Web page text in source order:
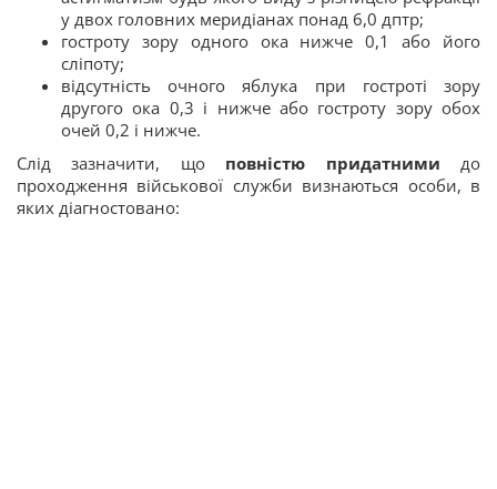
у двох головних меридіанах понад 6,0 дптр;
гостроту зору одного ока нижче 0,1 або його
сліпоту;
відсутність очного яблука при гостроті зору
другого ока 0,3 і нижче або гостроту зору обох
очей 0,2 і нижче.
Слід зазначити, що повністю придатними до
проходження військової служби визнаються особи, в
яких діагностовано: